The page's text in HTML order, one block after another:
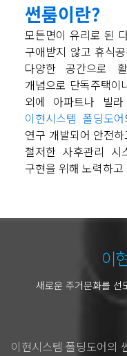
썬룸이란?
모든면이 유리로 된
구애받지 않고 휴식
다양한 공간으로
개념으로 단독주택
외에 아파트나 빌
이현시스템 폴딩도어
연구 개발되어 안전
철저한 사후관리 시
구현을 위해 노력하
이
새로운 주거문화를 선
이현시스템 폴딩도어의